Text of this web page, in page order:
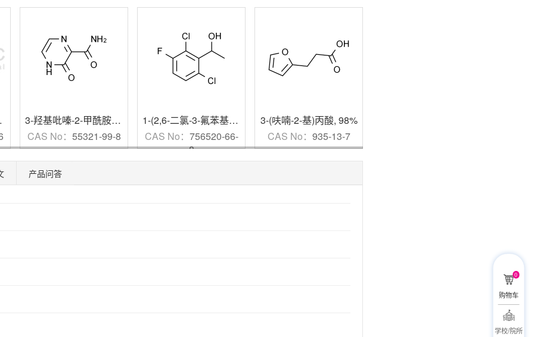
3-羟基吡嗪-2-甲酰胺
,98%
CAS No： 55321-99-8
1-(2,6-二氯-3-氟苯基)乙醇
97%
CAS No： 756520-66-
8
3-(呋喃-2-基)丙酸, 98%
CAS No： 935-13-7
产品问答
0
购物车
学校/院所